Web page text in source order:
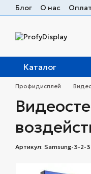
Перейти к основному
Блог О нас
Каталог
Профидисплей
Артикул: Samsung-3-2-